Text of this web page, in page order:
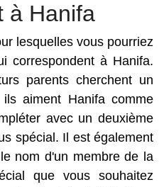
à Hanifa
lesquelles vous pourriez
correspondent à Hanifa.
parents cherchent un
aiment Hanifa comme
avec un deuxième
spécial. Il est également
nom d'un membre de la
que vous souhaitez